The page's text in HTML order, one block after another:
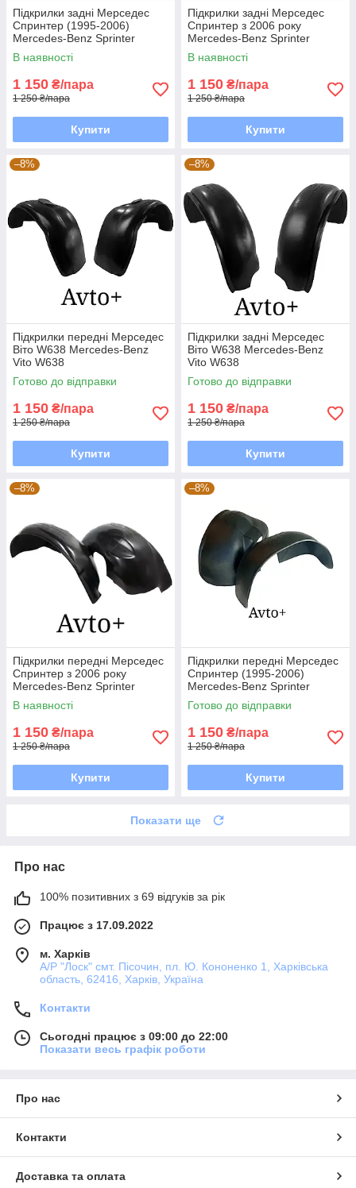
Підкрилки задні Мерседес
Спринтер (1995-2006)
Mercedes-Benz Sprinter
В наявності
1 150 ₴/пара
1 250 ₴/пара
Купити
Підкрилки задні Мерседес
Спринтер з 2006 року
Mercedes-Benz Sprinter
В наявності
1 150 ₴/пара
1 250 ₴/пара
Купити
–8%
Підкрилки передні Мерседес
Віто W638 Mercedes-Benz
Vito W638
Готово до відправки
1 150 ₴/пара
1 250 ₴/пара
Купити
–8%
Підкрилки задні Мерседес
Віто W638 Mercedes-Benz
Vito W638
Готово до відправки
1 150 ₴/пара
1 250 ₴/пара
Купити
–8%
Підкрилки передні Мерседес
Спринтер з 2006 року
Mercedes-Benz Sprinter
В наявності
1 150 ₴/пара
1 250 ₴/пара
Купити
–8%
Підкрилки передні Мерседес
Спринтер (1995-2006)
Mercedes-Benz Sprinter
Готово до відправки
1 150 ₴/пара
1 250 ₴/пара
Купити
Показати ще
Про нас
100% позитивних з 69 відгуків за рік
Працює з 17.09.2022
м. Харків
А/Р "Лоск" смт. Пісочин, пл. Ю. Кононенко 1, Харківська
область, 62416, Харків, Україна
Контакти
Сьогодні працює з 09:00 до 22:00
Показати весь графік роботи
Про нас
Контакти
Доставка та оплата